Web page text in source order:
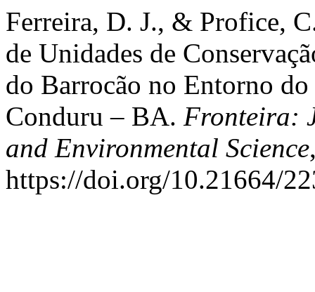
Ferreira, D. J., & Profice,
de Unidades de
do Barrocão no Entorno
Conduru – BA. Fronteira:
and Environmental Science
https://doi.org/10.21664/